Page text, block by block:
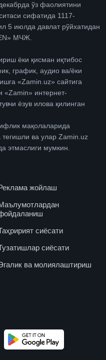
ўз фаолиятини
сифатида 1117-
5 июлда давлат рўйхатидан
МЧЖ.
ёки қисман иқтибос
график, аудио ва/ёки
«Zamin.uz» сайтига
«Zamin» интернет-
ёзув илова қилинган
мақолаларида
ва улар Zamin.uz
этмаслиги мумкин.
жойлаш
сиёсати
сиёсати
ва молиялаштириш